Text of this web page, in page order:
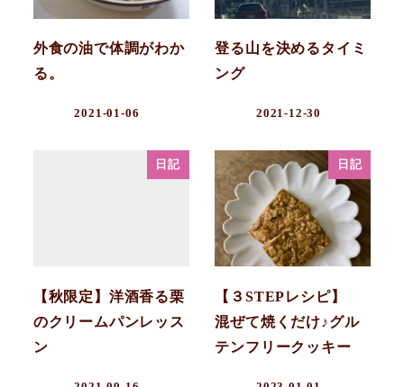
外食の油で体調がわか
る。
2021-01-06
登る山を決めるタイミ
ング
2021-12-30
日記
【秋限定】洋酒香る栗
のクリームパンレッス
ン
日記
【３STEPレシピ】
混ぜて焼くだけ♪グル
テンフリークッキー